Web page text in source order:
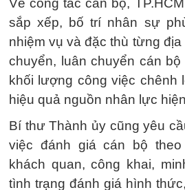
Về công tác cán bộ,
sắp xếp, bố trí nhân sự
nhiệm vụ và đặc thù từng
chuyển, luân chuyển cán
khối lượng công việc chênh
hiệu quả nguồn nhân lực
Bí thư Thành ủy cũng yêu
việc đánh giá cán bộ
khách quan, công khai,
tình trạng đánh giá hình